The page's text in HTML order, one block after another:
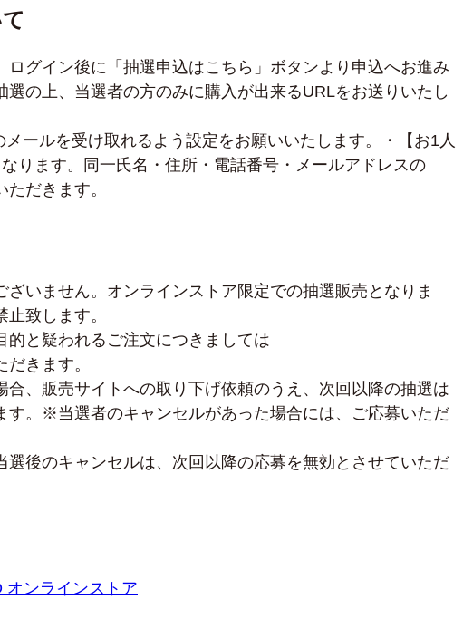
ログイン後に「抽選申込はこちら」ボタンより申込へお進み
選の上、当選者の方のみに購入が出来るURLをお送りいたし
ールを受け取れるよう設定をお願いいたします。
・【お1人
ります。同一氏名・住所・電話番号・メールアドレスの
だきます。
いません。オンラインストア限定での抽選販売となりま
致します。
的と疑われるご注文につきましては
きます。
合、販売サイトへの取り下げ依頼のうえ、次回以降の抽選は
。 ※当選者のキャンセルがあった場合には、ご応募いただ
選後のキャンセルは、次回以降の応募を無効とさせていただ
オンラインストア